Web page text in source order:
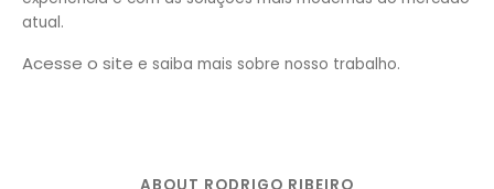
atual.
Acesse o site e saiba mais sobre nosso trabalho.